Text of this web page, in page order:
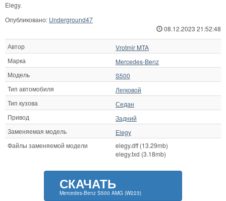
Elegy.
Опубликовано: Underground47
08.12.2023 21:52:48
Автор
Vrotmir MTA
Марка
Mercedes-Benz
Модель
S500
Тип автомобиля
Легковой
Тип кузова
Седан
Привод
Задний
Заменяемая модель
Elegy
Файлы заменяемой модели
elegy.dff (13.29mb)
elegy.txd (3.18mb)
СКАЧАТЬ
Mercedes-Benz S500 AMG (W223)